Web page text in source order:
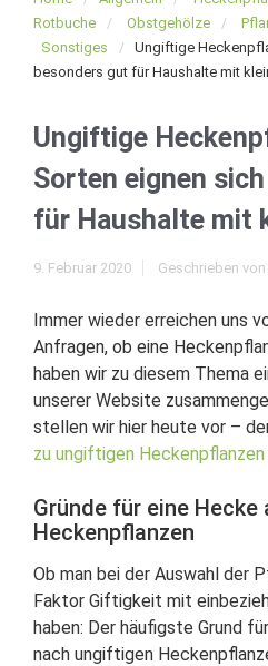
Rotbuche
Obstgehölze
Sonstiges
Ungiftige
besonders gut für Haushalte mit
Ungiftige
Sorten eignen
für Haushalte mit
9. Februar 2020 Geschrieben von
Immer wieder erreichen uns
Anfragen, ob eine
haben wir zu diesem Thema
unserer Website
stellen wir hier heute vor –
zu ungiftigen Heckenpflanzen
Gründe für eine
Heckenpflanzen
Ob man bei der Auswahl der
Faktor Giftigkeit mit
haben: Der häufigste Grund
nach ungiftigen